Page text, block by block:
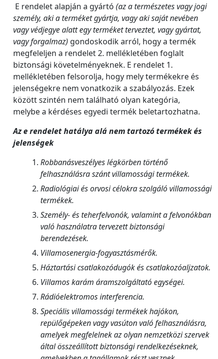
E rendelet alapján a gyártó (az a természetes vagy jogi
személy, aki a terméket gyártja, vagy aki saját nevében
vagy védjegye alatt egy terméket terveztet, vagy gyártat,
vagy forgalmaz) gondoskodik arról, hogy a termék
megfeleljen a rendelet 2. mellékletében foglalt
biztonsági követelményeknek. E rendelet 1.
mellékletében felsorolja, hogy mely termékekre és
jelenségekre nem vonatkozik a szabályozás. Ezek
között szintén nem található olyan kategória,
melybe a kérdéses egyedi termék beletartozhatna.
Az e rendelet hatálya alá nem tartozó termékek és
jelenségek
Robbanásveszélyes légkörben történő
felhasználásra szánt villamossági termékek.
Radiológiai és orvosi célokra szolgáló villamossági
termékek.
Személy- és teherfelvonók, valamint a felvonókban
való használatra tervezett biztonsági
berendezések.
Villamosenergia-fogyasztásmérők.
Háztartási csatlakozódugók és csatlakozóaljzatok.
Villamos karám áramszolgáltató egységei.
Rádióelektromos interferencia.
Speciális villamossági termékek hajókon,
repülőgépeken vagy vasúton való felhasználásra,
amelyek megfelelnek az olyan nemzetközi szervek
által összeállított biztonsági rendelkezéseknek,